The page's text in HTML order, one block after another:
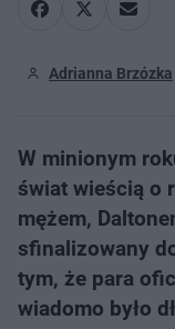
Adrianna Brzózka
W minionym
świat wieścią o
mężem,
sfinalizowany
tym, że para
wiadomo było